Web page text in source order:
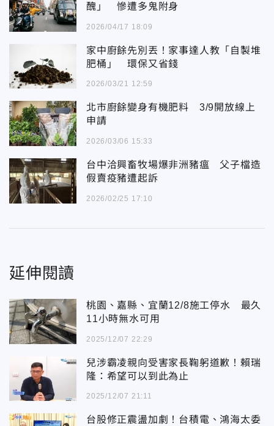
醜」 慘遭多鬼附身
2026/04/17 18:09
家中廚餘先別丟！家事達人教「自製堆
肥桶」 環保又省錢
2026/03/21 12:59
北市廚餘變身有機肥料 3/9開放線上
申請
2026/03/06 15:33
台中洽興畜牧場爆非洲豬瘟 父子檔造
假賣疫豬遭起訴
2026/02/25 17:10
延伸閱讀
桃園、嘉縣、宜蘭12/8施工停水 最久
11小時無水可用
2025/12/07 22:29
兒涉霸凌親向受害家長鞠躬道歉！賴瑞
隆：希望可以到此為止
2025/12/07 21:11
台股修正震盪加劇！台積電、鴻海太委